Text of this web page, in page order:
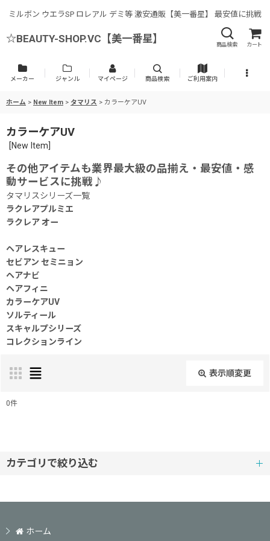
ミルボン ウエラSP ロレアル デミ等 激安通販【美一番星】 最安値に挑戦
☆BEAUTY-SHOP.VC【美一番星】
商品検索 カート
メーカー ジャンル マイページ 商品検索 ご利用案内
ホーム > New Item > タマリス > カラーケアUV
カラーケアUV
[New Item
その他アイテムも業界最大級の品揃え・最安値・感
動サービスに挑戦♪
タマリスシリーズ一覧
ラクレアプルミエ
ラクレア オー
ヘアレスキュー
セビアン セミニョン
ヘアナビ
ヘアフィニ
カラーケアUV
ソルティール
スキャルプシリーズ
コレクションライン
表示順変更
並び順 :
0件
カテゴリで絞り込む
ホーム